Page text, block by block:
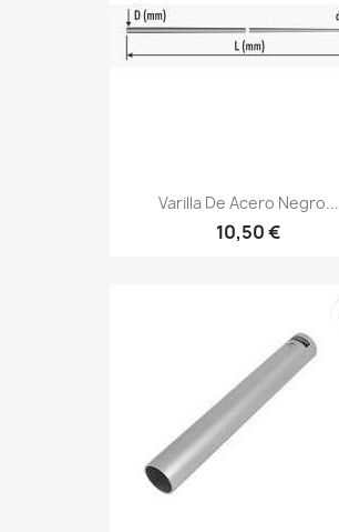
Varilla De Acero Negro...
10,50 €